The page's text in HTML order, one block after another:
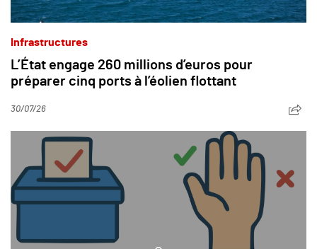
Infrastructures
L’État engage 260 millions d’euros pour
préparer cinq ports à l’éolien flottant
30/07/26